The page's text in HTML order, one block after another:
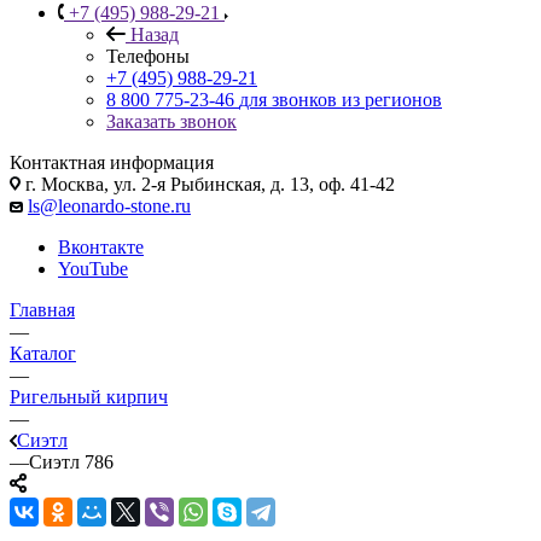
+7 (495) 988-29-21
Назад
Телефоны
+7 (495) 988-29-21
8 800 775-23-46 для звонков из регионов
Заказать звонок
Контактная информация
г. Москва, ул. 2-я Рыбинская, д. 13, оф. 41-42
ls@leonardo-stone.ru
Вконтакте
YouTube
Главная
—
Каталог
—
Ригельный кирпич
—
Сиэтл
—Сиэтл 786